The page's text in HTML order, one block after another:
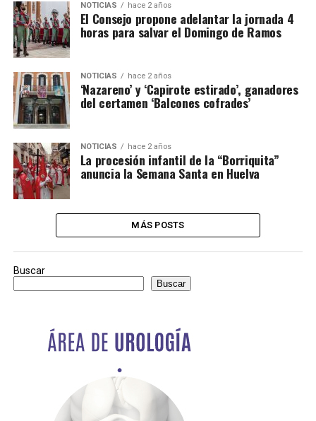
NOTICIAS hace 2 años
El Consejo propone adelantar la jornada 4
horas para salvar el Domingo de Ramos
NOTICIAS hace 2 años
‘Nazareno’ y ‘Capirote estirado’, ganadores
del certamen ‘Balcones cofrades’
NOTICIAS hace 2 años
La procesión infantil de la “Borriquita”
anuncia la Semana Santa en Huelva
MÁS POSTS
Buscar
Buscar